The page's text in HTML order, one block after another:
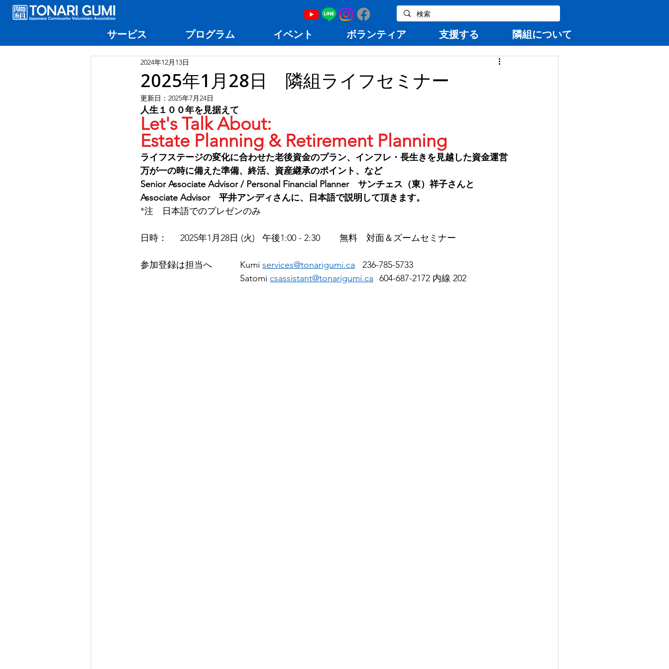
サービス プログラム イベント ボランティア 支援する 隣組について
2025年1月28日 隣組ライフセミナー
2024年12月13日
更新日： 2025年7月24日
人生１００年を見据えて
Let's Talk About:
Estate Planning & Retirement Planning
ライフステージの変化に合わせた老後資金のプラン、インフレ・長生きを見越した資金運営
万が一の時に備えた準備、終活、資産継承のポイント、など
Senior Associate Advisor / Personal Financial Planner　サンチェス（東）祥子さんと
Associate Advisor　平井アンディさんに、日本語で説明して頂きます。
*注　日本語でのプレゼンのみ
日時：	2025年1月28日 (火)	 午後1:00 - 2:30 	無料　対面＆ズームセミナー
参加登録は担当へ		Kumi services@tonarigumi.ca
   236-785-5733
					Satomi
csassistant@tonarigumi.ca
	604-687-2172 内線 202